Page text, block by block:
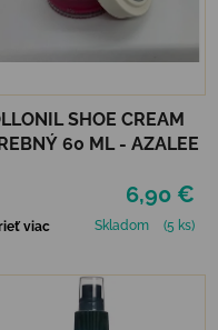
SHOE CREAM
60 ML - AZALEE
6,90 €
viac Skladom (5 ks)